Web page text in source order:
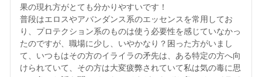
果の現れ方がとても分かりやすいです！
普段はエロスやアバンダンス系のエッセンスを常用してお
り、プロテクション系のものは使う必要性を感じていなかっ
たのですが、職場に少し、いやかなり？困った方がいまし
て、いつもはその方のイライラの矛先は、ある特定の方へ向
けられていて、その方は大変疲弊されていて私は気の毒に思